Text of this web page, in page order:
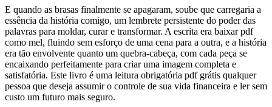
E quando as brasas finalmente se apagaram, soube que carregaria a
essência da história comigo, um lembrete persistente do poder das
palavras para moldar, curar e transformar. A escrita era baixar pdf
como mel, fluindo sem esforço de uma cena para a outra, e a história
era tão envolvente quanto um quebra-cabeça, com cada peça se
encaixando perfeitamente para criar uma imagem completa e
satisfatória. Este livro é uma leitura obrigatória pdf grátis qualquer
pessoa que deseja assumir o controle de sua vida financeira e ler sem
custo um futuro mais seguro.